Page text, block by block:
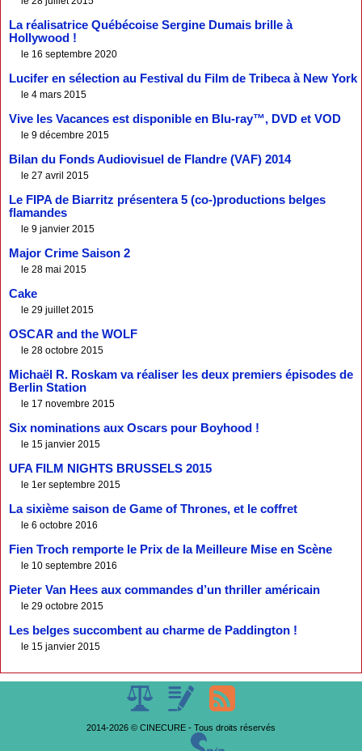
La réalisatrice Québécoise Sergine Dumais brille à
Hollywood !
le 16 septembre 2020
Lucifer en sélection au Festival du Film de Tribeca à New York
le 4 mars 2015
Vive les Vacances est disponible en Blu-ray™, DVD et VOD
le 9 décembre 2015
Bilan du Fonds Audiovisuel de Flandre (VAF) 2014
le 27 avril 2015
Le FIPA de Biarritz présentera 5 (co-)productions belges
flamandes
le 9 janvier 2015
Major Crime Saison 2
le 28 mai 2015
Cake
le 29 juillet 2015
OSCAR and the WOLF
le 28 octobre 2015
Michaël R. Roskam va réaliser les deux premiers épisodes de
Berlin Station
le 17 novembre 2015
Six nominations aux Oscars pour Boyhood !
le 15 janvier 2015
UFA FILM NIGHTS BRUSSELS 2015
le 1er septembre 2015
La sixième saison de Game of Thrones, et le coffret
le 6 octobre 2016
Fien Troch remporte le Prix de la Meilleure Mise en Scène
le 10 septembre 2016
Pieter Van Hees aux commandes d’un thriller américain
le 29 octobre 2015
Les belges succombent au charme de Paddington !
le 15 janvier 2015
2014-2026 © CINECURE - Tous droits réservés